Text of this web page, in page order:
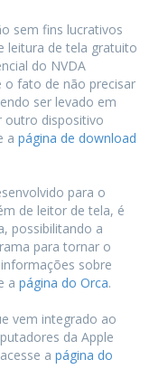
sem fins lucrativos
leitura de tela gratuito
do NVDA
o fato de não precisar
ser levado em
outro dispositivo
a página de download
para o
de leitor de tela, é
possibilitando a
para tornar o
sobre
a página do Orca.
vem integrado ao
da Apple
a página do